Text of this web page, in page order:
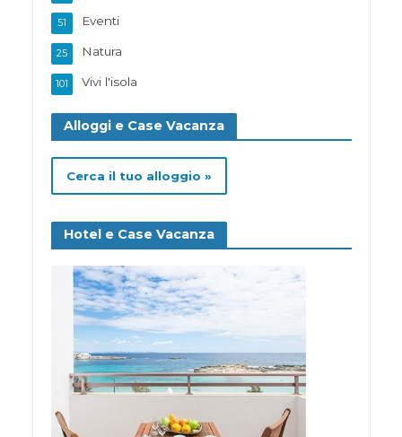
Eventi
51
Natura
25
Vivi l'isola
101
Alloggi e Case Vacanza
Cerca il tuo alloggio »
Hotel e Case Vacanza